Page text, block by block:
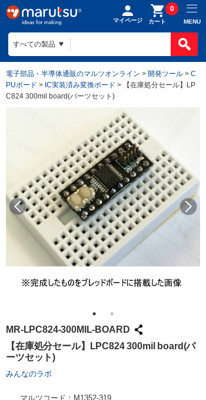
マイページ カート
0
MENU
電子部品・半導体通販のマルツオンライン > 開発ツール > C
PUボード > IC実装済み変換ボード > 【在庫処分セール】LP
C824 300mil board(パーツセット)
MR-LPC824-300MIL-BOARD
【在庫処分セール】LPC824 300mil board(パ
ーツセット)
みんなのラボ
マルツコード： M1352-319